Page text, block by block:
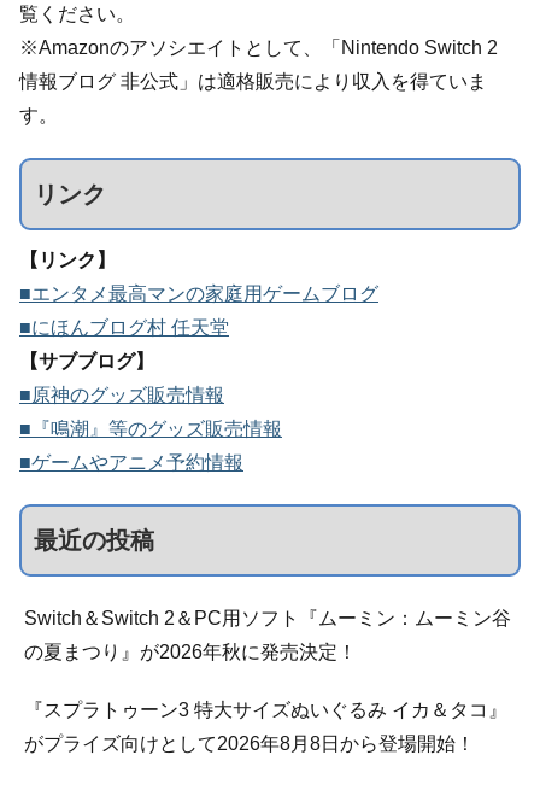
覧ください。
※Amazonのアソシエイトとして、「Nintendo Switch 2
情報ブログ 非公式」は適格販売により収入を得ていま
す。
リンク
【リンク】
■エンタメ最高マンの家庭用ゲームブログ
■にほんブログ村 任天堂
【サブブログ】
■原神のグッズ販売情報
■『鳴潮』等のグッズ販売情報
■ゲームやアニメ予約情報
最近の投稿
Switch＆Switch 2＆PC用ソフト『ムーミン：ムーミン谷
の夏まつり』が2026年秋に発売決定！
『スプラトゥーン3 特大サイズぬいぐるみ イカ＆タコ』
がプライズ向けとして2026年8月8日から登場開始！